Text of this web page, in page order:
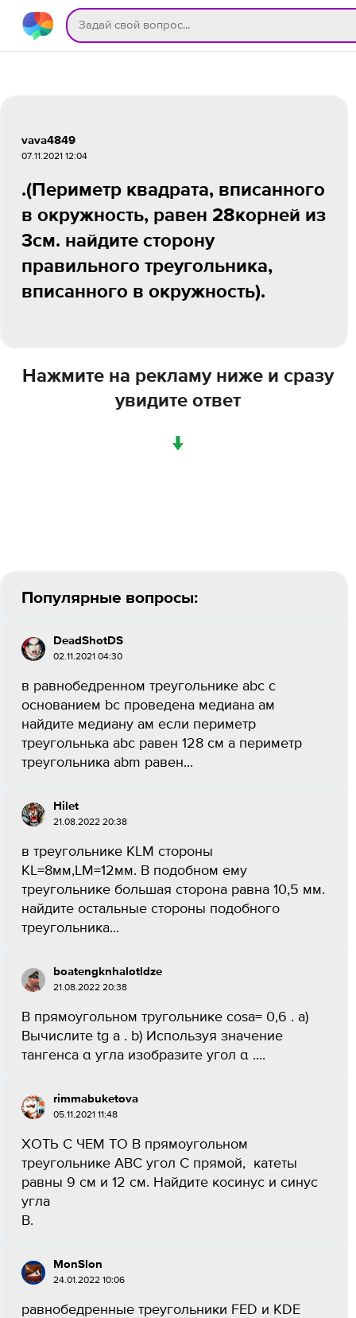
vava4849
07.11.2021 12:04
.(Периметр квадрата, вписанного
в окружность, равен 28корней из
3см. найдите сторону
правильного треугольника,
вписанного в окружность).
Нажмите на рекламу ниже и сразу
увидите ответ
↓
Популярные вопросы:
DeadShotDS
02.11.2021 04:30
в равнобедренном треугольнике abc с
основанием bc проведена медиана ам
найдите медиану ам если периметр
треугольнька abc равен 128 см а периметр
треугольника abm равен...
Hilet
21.08.2022 20:38
в треугольнике KLM стороны
KL=8мм,LM=12мм. В подобном ему
треугольнике большая сторона равна 10,5 мм.
найдите остальные стороны подобного
треугольника​...
boatengknhalotldze
21.08.2022 20:38
В прямоугольном тругольнике cosa= 0,6 . а)
Вычислите tg a . b) Используя значение
тангенса α угла изобразите угол α ....
rimmabuketova
05.11.2021 11:48
ХОТЬ С ЧЕМ ТО В прямоугольном
треугольнике АВС угол С прямой, катеты
равны 9 см и 12 см. Найдите косинус и синус
угла
В.
MonSlon
24.01.2022 10:06
равнобедренные треугольники FED и KDE